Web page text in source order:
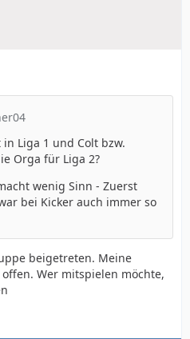
Liga 1 und Colt bzw.
Orga für Liga 2?
wenig Sinn - Zuerst
bei Kicker auch immer so
beigetreten. Meine
Wer mitspielen möchte,